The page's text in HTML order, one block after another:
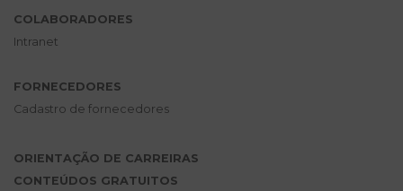
COLABORADORES
Intranet
FORNECEDORES
Cadastro de fornecedores
ORIENTAÇÃO DE CARREIRAS
CONTEÚDOS GRATUITOS